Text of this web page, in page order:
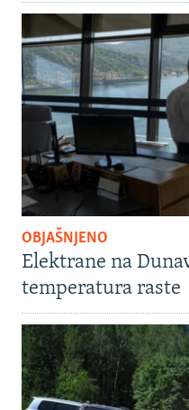
OBJAŠNJENO
Elektrane na
temperatura raste